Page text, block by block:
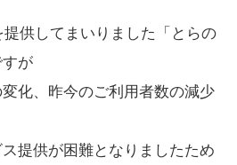
供してまいりました「とらの
すが
化、昨今のご利用者数の減少
提供が困難となりましたため